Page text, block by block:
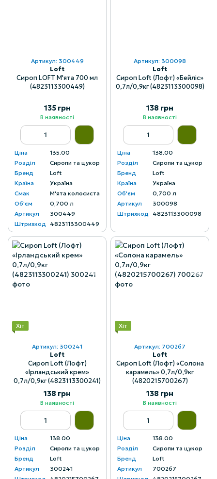
Артикул: 300449
Loft
Сироп LOFT М'ята 700 мл
(4823113300449)
135 грн
В наявності
Ціна
135.00
Розділ
Сиропи та цукор
Бренд
Loft
Країна
Україна
Смак
М'ята колосиста
Об'єм
0,700 л
Артикул
300449
Штрихкод
4823113300449
Артикул: 300098
Loft
Сироп Loft (Лофт) «Бейліс»
0,7л/0,9кг (4823113300098)
138 грн
В наявності
Ціна
138.00
Розділ
Сиропи та цукор
Бренд
Loft
Країна
Україна
Об'єм
0,700 л
Артикул
300098
Штрихкод
4823113300098
Хіт
Артикул: 300241
Loft
Сироп Loft (Лофт)
«Ірландський крем»
0,7л/0,9кг (4823113300241)
138 грн
В наявності
Ціна
138.00
Розділ
Сиропи та цукор
Бренд
Loft
Артикул
300241
Хіт
Артикул: 700267
Loft
Сироп Loft (Лофт) «Солона
карамель» 0,7л/0,9кг
(4820215700267)
138 грн
В наявності
Ціна
138.00
Розділ
Сиропи та цукор
Бренд
Loft
Артикул
700267